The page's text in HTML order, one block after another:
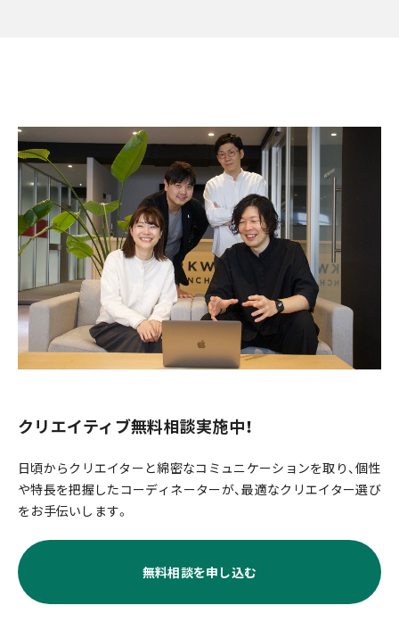
クリエイティブ無料相談実施中！
日頃からクリエイターと綿密なコミュニケーションを取り、個性
や特長を把握したコーディネーターが、最適なクリエイター選び
をお手伝いします。
無料相談を申し込む